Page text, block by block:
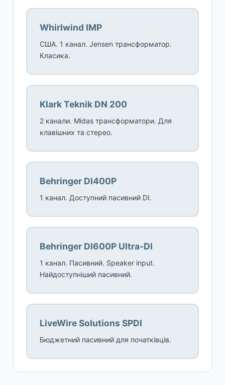
Whirlwind IMP
США. 1 канал. Jensen трансформатор.
Класика.
Klark Teknik DN 200
2 канали. Midas трансформатори. Для
клавішних та стерео.
Behringer DI400P
1 канал. Доступний пасивний DI.
Behringer DI600P Ultra-DI
1 канал. Пасивний. Speaker input.
Найдоступніший пасивний.
LiveWire Solutions SPDI
Бюджетний пасивний для початківців.